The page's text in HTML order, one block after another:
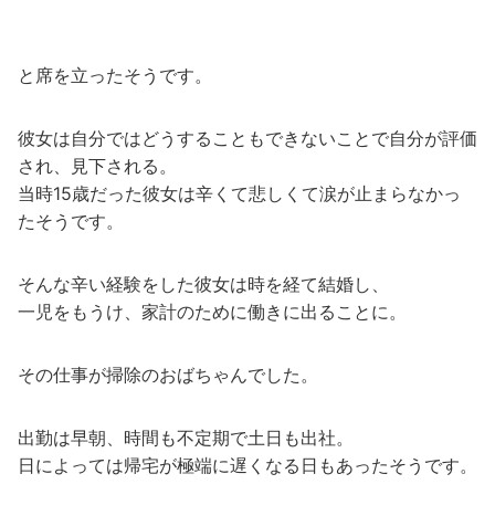
と席を立ったそうです。
彼女は自分ではどうすることもできないことで自分が評価
され、見下される。
当時15歳だった彼女は辛くて悲しくて涙が止まらなかっ
たそうです。
そんな辛い経験をした彼女は時を経て結婚し、
一児をもうけ、家計のために働きに出ることに。
その仕事が掃除のおばちゃんでした。
出勤は早朝、時間も不定期で土日も出社。
日によっては帰宅が極端に遅くなる日もあったそうです。